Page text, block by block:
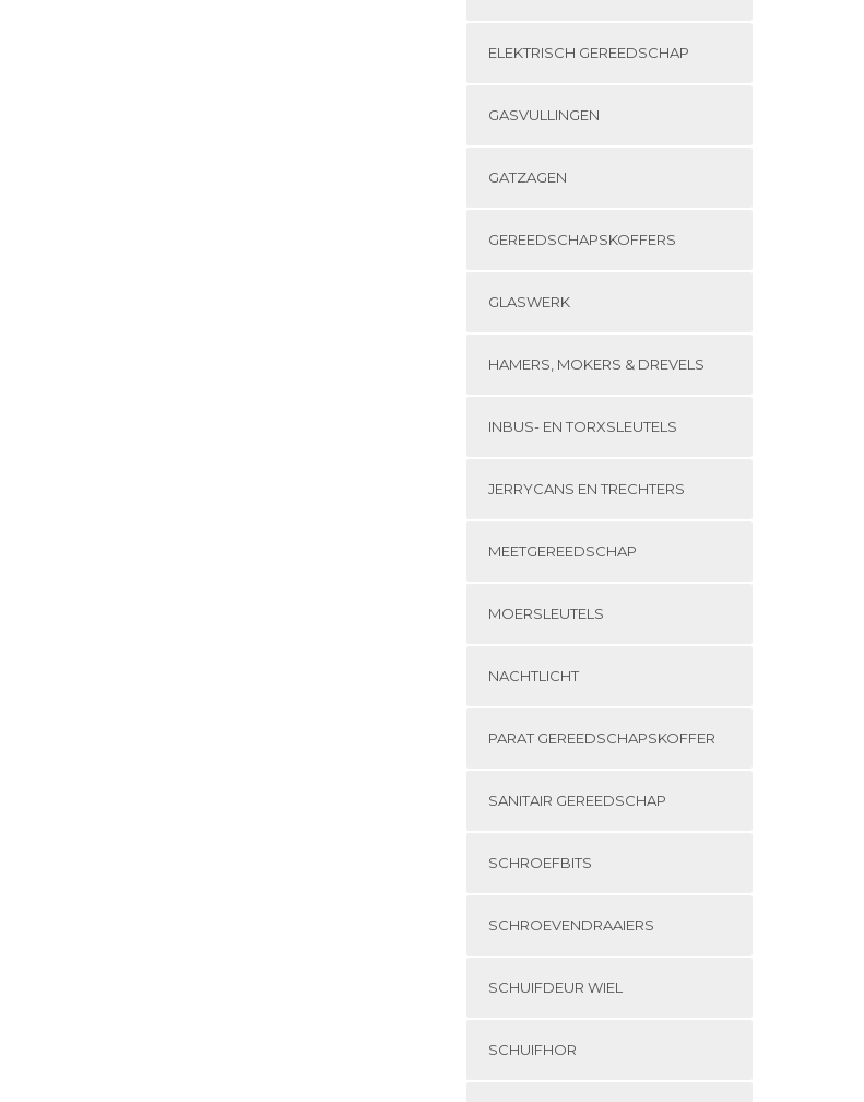
ELEKTRISCH GEREEDSCHAP
GASVULLINGEN
GATZAGEN
GEREEDSCHAPSKOFFERS
GLASWERK
HAMERS, MOKERS & DREVELS
INBUS- EN TORXSLEUTELS
JERRYCANS EN TRECHTERS
MEETGEREEDSCHAP
MOERSLEUTELS
NACHTLICHT
PARAT GEREEDSCHAPSKOFFER
SANITAIR GEREEDSCHAP
SCHROEFBITS
SCHROEVENDRAAIERS
SCHUIFDEUR WIEL
SCHUIFHOR